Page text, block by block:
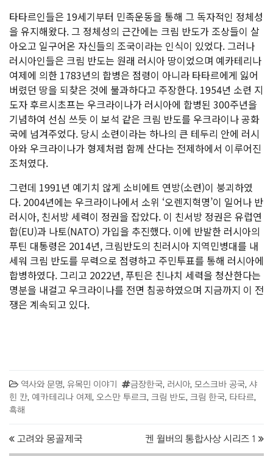
타타르인들은 19세기부터 민족운동을 통해 그 독자적인 정체성
을 유지해왔다. 그 정체성의 근간에는 크림 반도가 조상들이 살
아오고 일구어온 자신들의 조국이라는 인식이 있었다. 그러나
러시아인들은 크림 반도는 원래 러시아 땅이었으며 예카테리나
여제에 의한 1783년의 합병은 점령이 아니라 타타르에게 잃어
버렸던 땅을 되찾은 것에 불과하다고 주장한다. 1954년 소련 지
도자 후르시초프는 우크라이나가 러시아에 합병된 300주년을
기념하여 선심 쓰듯 이 보석 같은 크림 반도를 우크라이나 공화
국에 넘겨주었다. 당시 소련이라는 하나의 큰 테두리 안에 러시
아와 우크라이나가 형제처럼 함께 산다는 전제하에서 이루어진
조처였다.
그런데 1991년 예기치 않게 소비에트 연방(소련)이 붕괴하였
다. 2004년에는 우크라이나에서 소위 ‘오렌지혁명’이 일어나 반
러시아, 친서방 세력이 정권을 잡았다. 이 친서방 정권은 유럽연
합(EU)과 나토(NATO) 가입을 추진했다. 이에 반발한 러시아의
푸틴 대통령은 2014년, 크림반도의 친러시아 지역민병대를 내
세워 크림 반도를 무력으로 점령하고 주민투표를 통해 러시아에
합병하였다. 그리고 2022년, 푸틴은 친나치 세력을 청산한다는
명분을 내걸고 우크라이나를 전면 침공하였으며 지금까지 이 전
쟁은 계속되고 있다.
역사와 문명, 유목민 이야기 금장한국, 러시아, 모스크바 공국, 샤
힌 칸, 예카테리나 여제 , 오스만 투르크, 크림 반도, 크림 한국, 타타르,
흑해
Post navigation
고려와 몽골제국 켄 윌버의 통합사상 시리즈 1